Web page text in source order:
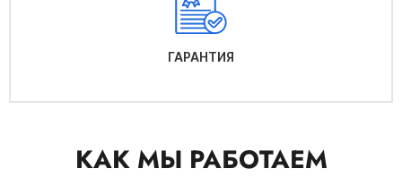
ГАРАНТИЯ
КАК МЫ РАБОТАЕМ